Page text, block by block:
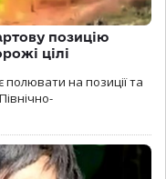
позицію
цілі
на позиції та